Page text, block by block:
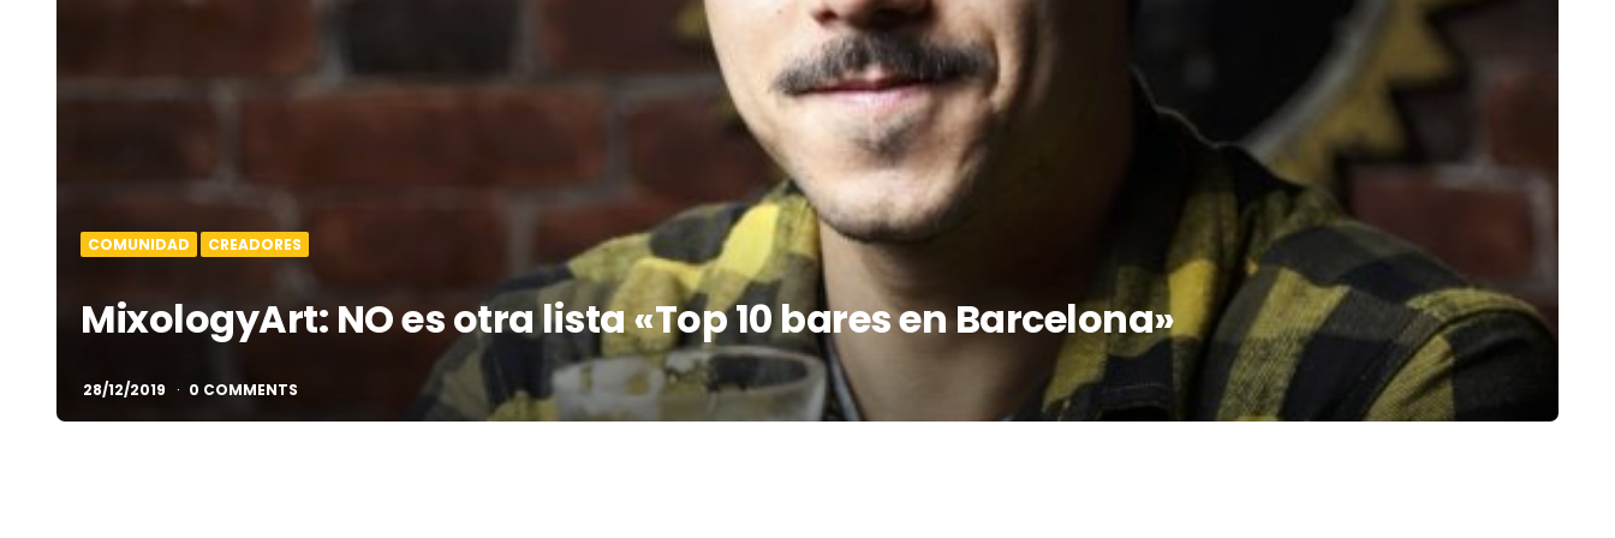
COMUNIDAD CREADORES
MixologyArt: NO es otra lista «Top 10 bares en Barcelona»
28/12/2019 0 COMMENTS